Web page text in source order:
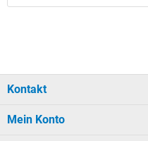
Kontakt
Mein Konto